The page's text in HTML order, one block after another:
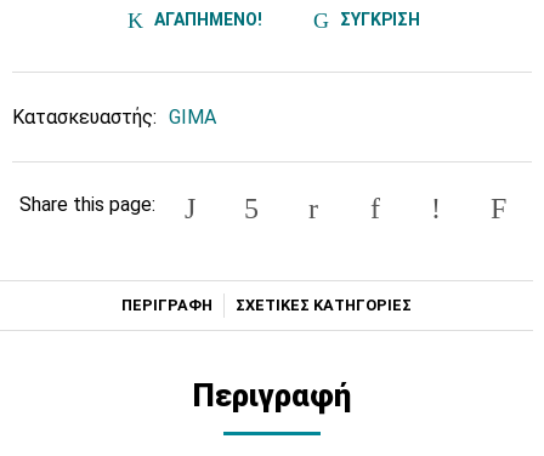
ΑΓΑΠΗΜΕΝΟ! ΣΥΓΚΡΙΣΗ
Κατασκευαστής: GIMA
Share this page:
ΠΕΡΙΓΡΑΦΗ ΣΧΕΤΙΚΕΣ ΚΑΤΗΓΟΡΙΕΣ
Περιγραφή